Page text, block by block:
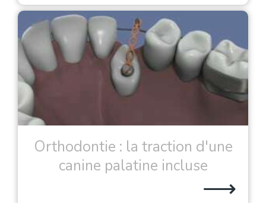
Orthodontie : la traction d'une
canine palatine incluse
⟶